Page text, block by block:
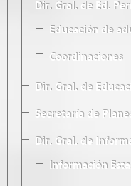
Dir. Gral. de Ed.
Educación de
Coordinaciones
Dir. Gral. de
Secretaría de
Dir. Gral. de
Información